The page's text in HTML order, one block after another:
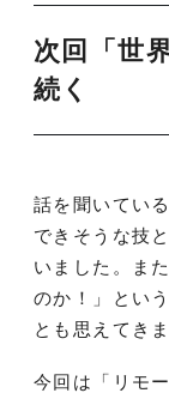
次回「世
続く
話を聞いてい
できそうな技
いました。ま
のか！」とい
とも思えてきま
今回は「リモ